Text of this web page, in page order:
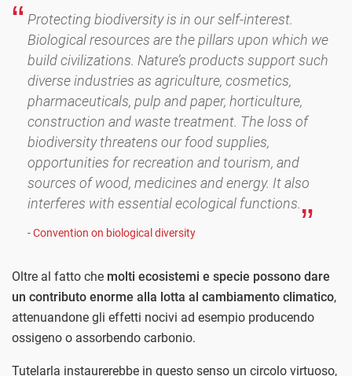
Protecting biodiversity is in our self-interest.
Biological resources are the pillars upon which we
build civilizations. Nature’s products support such
diverse industries as agriculture, cosmetics,
pharmaceuticals, pulp and paper, horticulture,
construction and waste treatment. The loss of
biodiversity threatens our food supplies,
opportunities for recreation and tourism, and
sources of wood, medicines and energy. It also
interferes with essential ecological functions.
- Convention on biological diversity
Oltre al fatto che molti ecosistemi e specie possono dare
un contributo enorme alla lotta al cambiamento climatico,
attenuandone gli effetti nocivi ad esempio producendo
ossigeno o assorbendo carbonio.
Tutelarla instaurerebbe in questo senso un circolo virtuoso,